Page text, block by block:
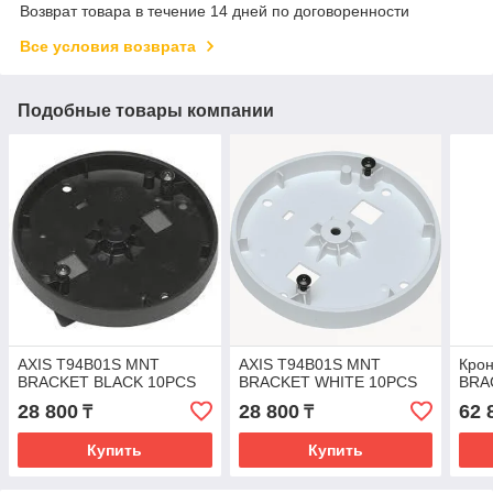
Возврат товара в течение 14 дней по договоренности
Все условия возврата
Подобные товары компании
AXIS T94B01S MNT
BRACKET BLACK 10PCS
28 800 ₸
Купить
AXIS T94B01S MNT
BRACKET WHITE 10PCS
28 800₸
Купить
62